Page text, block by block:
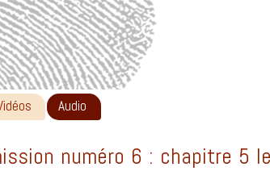
Audio
numéro 6 : chapitre 5